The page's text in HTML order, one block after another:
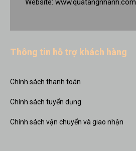
Website: www.quatangnhanh.com
Thông tin hỗ trợ khách hàng
Chính sách thanh toán
Chính sách tuyển dụng
Chính sách vận chuyển và giao nhận